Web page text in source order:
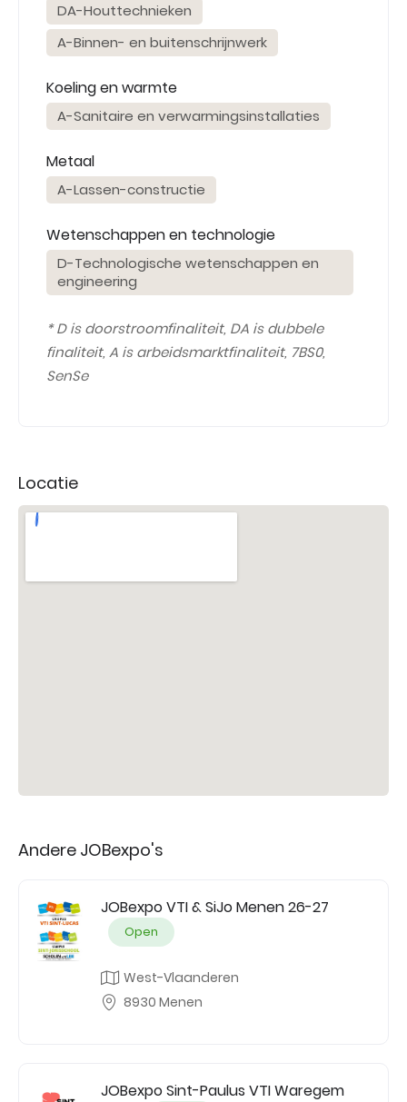
DA-Houttechnieken
A-Binnen- en buitenschrijnwerk
Koeling en warmte
A-Sanitaire en verwarmingsinstallaties
Metaal
A-Lassen-constructie
Wetenschappen en technologie
D-Technologische wetenschappen en
engineering
* D is doorstroomfinaliteit, DA is dubbele
finaliteit, A is arbeidsmarktfinaliteit, 7BS0,
SenSe
Locatie
Andere JOBexpo's
JOBexpo VTI & SiJo Menen 26-27
Open
West-Vlaanderen
8930 Menen
JOBexpo Sint-Paulus VTI Waregem